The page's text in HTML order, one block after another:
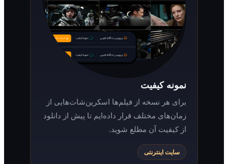
نمونه کیفیت
برای هر نسخه از فیلم‌ها اسکرین‌شات‌هایی از
زمان‌های مختلف قرار داده‌ایم تا پیش از دانلود
از کیفیت آن مطلع شوید.
سایت اینترنتی